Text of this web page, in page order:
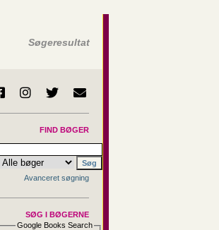
Søgeresultat
FIND BØGER
Avanceret søgning
SØG I BØGERNE
Google Books Search